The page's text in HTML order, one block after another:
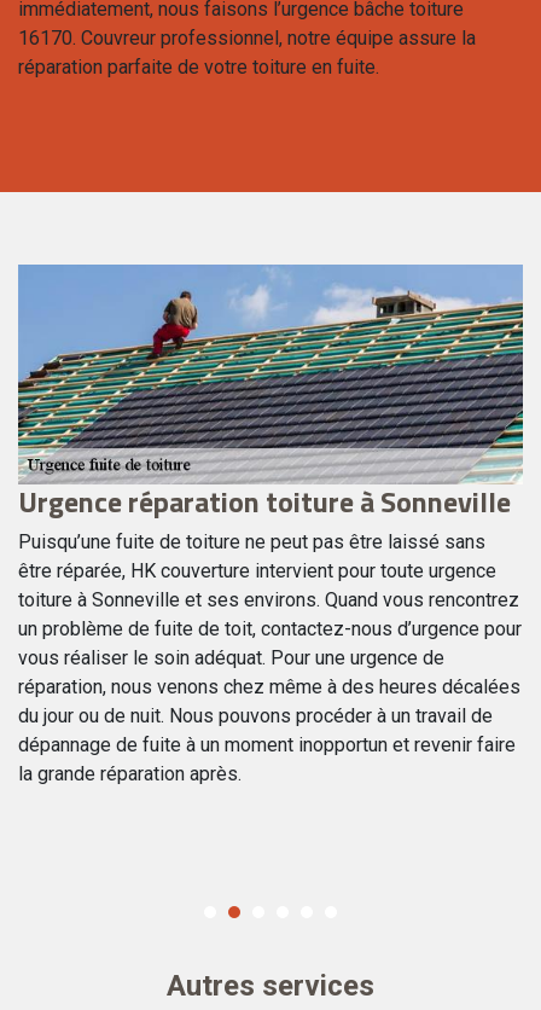
immédiatement, nous faisons l’urgence bâche toiture
16170. Couvreur professionnel, notre équipe assure la
réparation parfaite de votre toiture en fuite.
Urgence réparation toiture à Sonneville
Puisqu’une fuite de toiture ne peut pas être laissé sans
être réparée, HK couverture intervient pour toute urgence
toiture à Sonneville et ses environs. Quand vous rencontrez
un problème de fuite de toit, contactez-nous d’urgence pour
vous réaliser le soin adéquat. Pour une urgence de
réparation, nous venons chez même à des heures décalées
du jour ou de nuit. Nous pouvons procéder à un travail de
dépannage de fuite à un moment inopportun et revenir faire
la grande réparation après.
Autres services